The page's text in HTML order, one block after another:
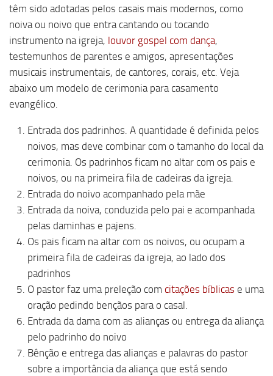
têm sido adotadas pelos casais mais modernos, como
noiva ou noivo que entra cantando ou tocando
instrumento na igreja, louvor gospel com dança,
testemunhos de parentes e amigos, apresentações
musicais instrumentais, de cantores, corais, etc. Veja
abaixo um modelo de cerimonia para casamento
evangélico.
Entrada dos padrinhos. A quantidade é definida pelos
noivos, mas deve combinar com o tamanho do local da
cerimonia. Os padrinhos ficam no altar com os pais e
noivos, ou na primeira fila de cadeiras da igreja.
Entrada do noivo acompanhado pela mãe
Entrada da noiva, conduzida pelo pai e acompanhada
pelas daminhas e pajens.
Os pais ficam na altar com os noivos, ou ocupam a
primeira fila de cadeiras da igreja, ao lado dos
padrinhos
O pastor faz uma preleção com citações bíblicas e uma
oração pedindo bençãos para o casal.
Entrada da dama com as alianças ou entrega da aliança
pelo padrinho do noivo
Bênção e entrega das alianças e palavras do pastor
sobre a importância da aliança que está sendo